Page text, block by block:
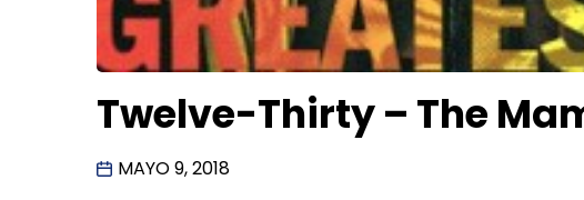
Twelve-Thirty – The
MAYO 9, 2018